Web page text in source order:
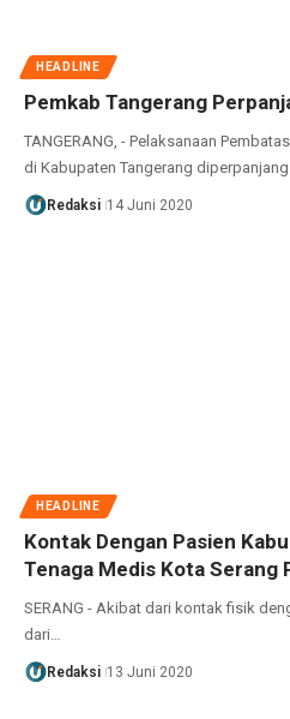
HEADLINE
Pemkab Tangerang
TANGERANG, - Pelaksanaan
di Kabupaten Tangerang
Redaksi 14 Juni 2020
HEADLINE
Kontak Dengan Pasien
Tenaga Medis Kota Serang
SERANG - Akibat dari kontak fisik
dari…
Redaksi 13 Juni 2020